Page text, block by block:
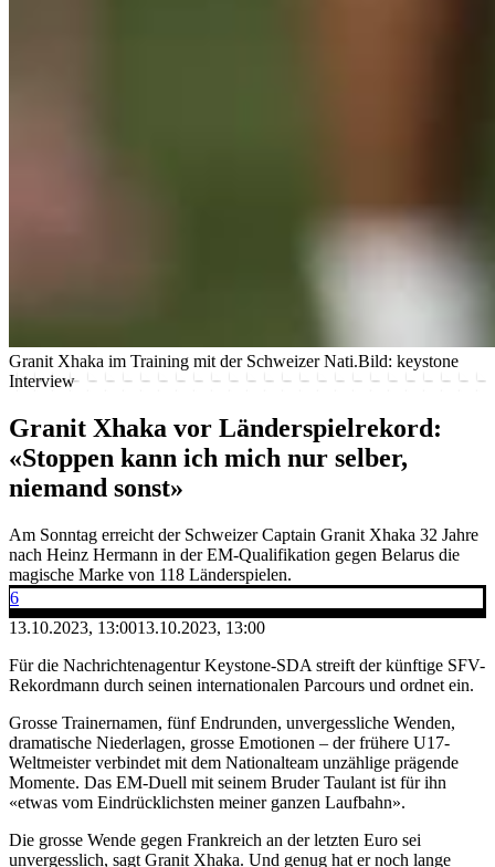
Granit Xhaka im Training mit der Schweizer Nati.Bild: keystone
Interview
Granit Xhaka vor Länderspielrekord:
«Stoppen kann ich mich nur selber,
niemand sonst»
Am Sonntag erreicht der Schweizer Captain Granit Xhaka 32 Jahre
nach Heinz Hermann in der EM-Qualifikation gegen Belarus die
magische Marke von 118 Länderspielen.
6
13.10.2023, 13:0013.10.2023, 13:00
Für die Nachrichtenagentur Keystone-SDA streift der künftige SFV-
Rekordmann durch seinen internationalen Parcours und ordnet ein.
Grosse Trainernamen, fünf Endrunden, unvergessliche Wenden,
dramatische Niederlagen, grosse Emotionen – der frühere U17-
Weltmeister verbindet mit dem Nationalteam unzählige prägende
Momente. Das EM-Duell mit seinem Bruder Taulant ist für ihn
«etwas vom Eindrücklichsten meiner ganzen Laufbahn».
Die grosse Wende gegen Frankreich an der letzten Euro sei
unvergesslich, sagt Granit Xhaka. Und genug hat er noch lange